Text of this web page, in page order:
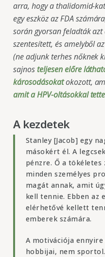
arra, hogy a thalidomid-
egy eszköz az FDA
során gyorsan feladták
szentesített, és amelyből
(ne adjunk terhes nőknek
sajnosteljesen előre
károsodásokatokozott,
amit a HPV-oltásokkal
A kezdetek
Stanley [Jacob] egy
másokért él. A
pénzre. Ő a tökéletes
minden személyes
magát annak, amit
kell tennie. Ebben az
elérhetővé kellett
emberek számára.
A motivációja
hobbijai, nem